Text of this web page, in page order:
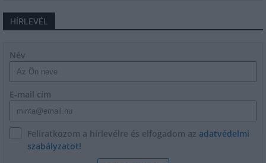
HÍRLEVÉL
Név
E-mail cím
Feliratkozom a hírlevélre és elfogadom az adatvédelmi
szabályzatot!